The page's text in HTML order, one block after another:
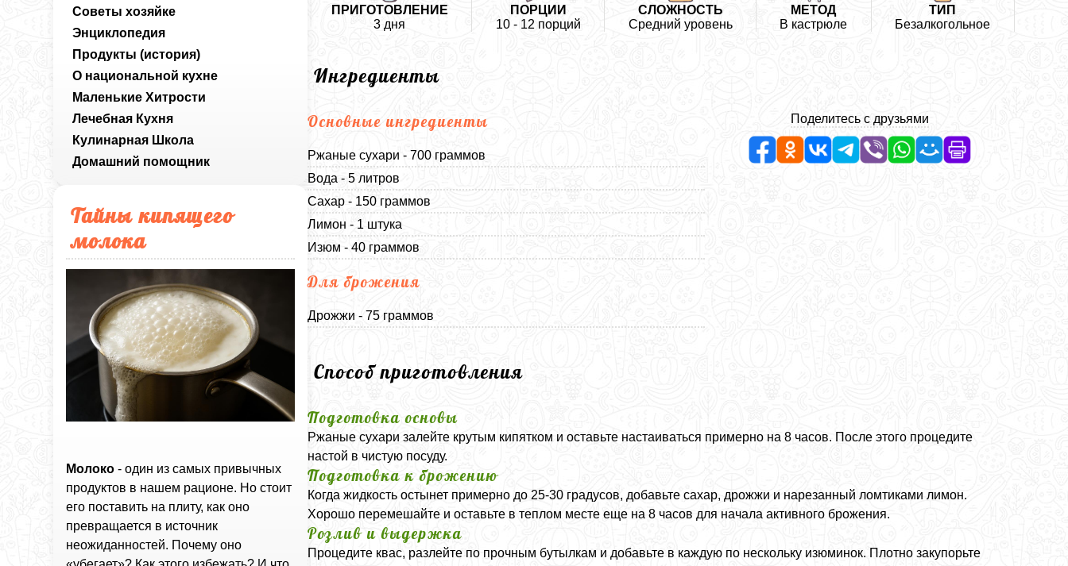
Советы хозяйке
Энциклопедия
Продукты (история)
О национальной кухне
Маленькие Хитрости
Лечебная Кухня
Кулинарная Школа
Домашний помощник
Тайны кипящего
молока
Молоко - один из самых привычных
продуктов в нашем рационе. Но стоит
его поставить на плиту, как оно
превращается в источник
неожиданностей. Почему оно
ПРИГОТОВЛЕНИЕ
3 дня
ПОРЦИИ
10 - 12 порций
СЛОЖНОСТЬ
Средний уровень
МЕТОД
В кастрюле
ТИП
Безалкогольное
Ингредиенты
Основные ингредиенты
Ржаные сухари - 700 граммов
Вода - 5 литров
Сахар - 150 граммов
Лимон - 1 штука
Изюм - 40 граммов
Для брожения
Дрожжи - 75 граммов
Поделитесь с друзьями
Способ приготовления
Подготовка основы
Ржаные сухари залейте крутым кипятком и оставьте настаиваться примерно на 8 часов. После этого процедите
настой в чистую посуду.
Подготовка к брожению
Когда жидкость остынет примерно до 25-30 градусов, добавьте сахар, дрожжи и нарезанный ломтиками лимон.
Хорошо перемешайте и оставьте в теплом месте еще на 8 часов для начала активного брожения.
Розлив и выдержка
Процедите квас, разлейте по прочным бутылкам и добавьте в каждую по нескольку изюминок. Плотно закупорьте